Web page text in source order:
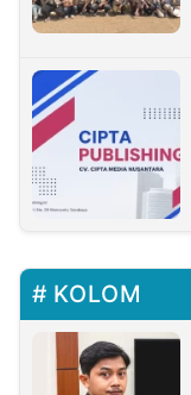
KOLOM